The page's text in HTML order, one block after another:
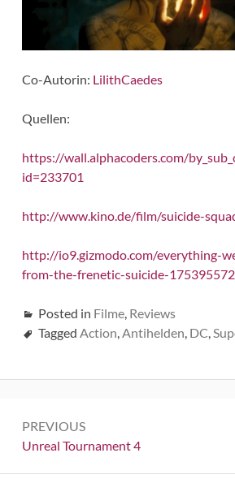
Co-Autorin: LilithCaedes
Quellen:
https://wall.alphacoders.com/
id=233701
http://www.kino.de/film/suicide-
http://io9.gizmodo.com/everything-
from-the-frenetic-suicide-
Posted in Filme, Reviews
Tagged Action,Antihelden, DC,
Navigation
PREVIOUS
Previous:
Unreal Tournament 4